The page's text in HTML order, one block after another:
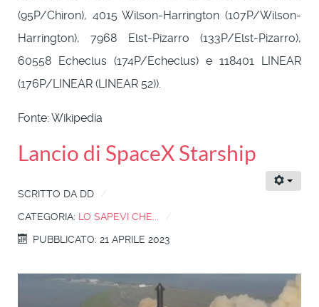
(95P/Chiron), 4015 Wilson-Harrington (107P/Wilson-
Harrington), 7968 Elst-Pizarro (133P/Elst-Pizarro),
60558 Echeclus (174P/Echeclus) e 118401 LINEAR
(176P/LINEAR (LINEAR 52)).
Fonte: Wikipedia
Lancio di SpaceX Starship
SCRITTO DA DD
CATEGORIA: LO SAPEVI CHE...
PUBBLICATO: 21 APRILE 2023